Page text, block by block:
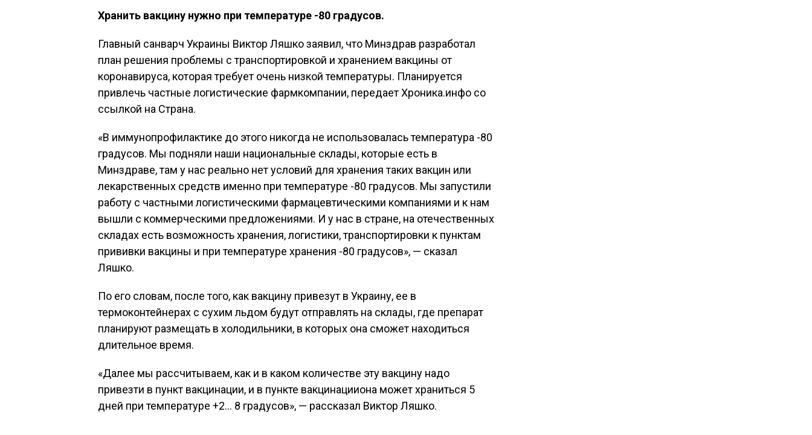
Хранить вакцину нужно при температуре -80 градусов.
Главный санварч Украины Виктор Ляшко заявил, что Минздрав разработал
план решения проблемы с транспортировкой и хранением вакцины от
коронавируса, которая требует очень низкой температуры. Планируется
привлечь частные логистические фармкомпании, передает Хроника.инфо со
ссылкой на Страна.
«В иммунопрофилактике до этого никогда не использовалась температура -80
градусов. Мы подняли наши национальные склады, которые есть в
Минздраве, там у нас реально нет условий для хранения таких вакцин или
лекарственных средств именно при температуре -80 градусов. Мы запустили
работу с частными логистическими фармацевтическими компаниями и к нам
вышли с коммерческими предложениями. И у нас в стране, на отечественных
складах есть возможность хранения, логистики, транспортировки к пунктам
прививки вакцины и при температуре хранения -80 градусов», — сказал
Ляшко.
По его словам, после того, как вакцину привезут в Украину, ее в
термоконтейнерах с сухим льдом будут отправлять на склады, где препарат
планируют размещать в холодильники, в которых она сможет находиться
длительное время.
«Далее мы рассчитываем, как и в каком количестве эту вакцину надо
привезти в пункт вакцинации, и в пункте вакцинацииона может храниться 5
дней при температуре +2… 8 градусов», — рассказал Виктор Ляшко.